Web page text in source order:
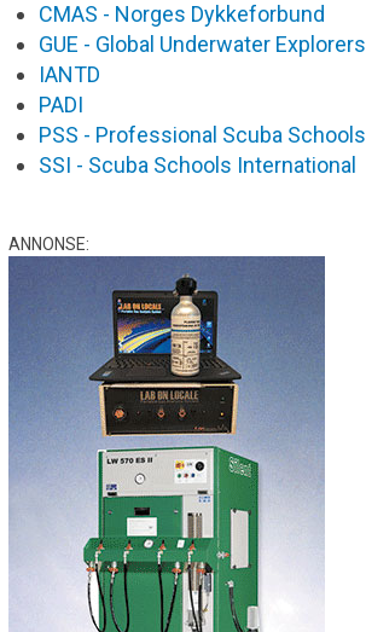
CMAS - Norges Dykkeforbund
GUE - Global Underwater Explorers
IANTD
PADI
PSS - Professional Scuba Schools
SSI - Scuba Schools International
ANNONSE: